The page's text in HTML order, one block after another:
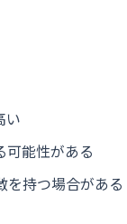
い
可能性がある
を持つ場合がある